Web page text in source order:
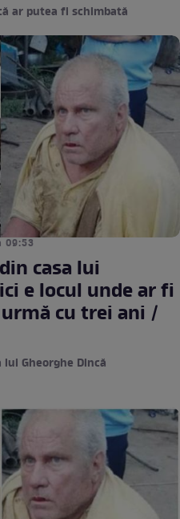
ar putea fi schimbată
09:53
casa lui
e locul unde ar fi
cu trei ani /
Gheorghe Dincă